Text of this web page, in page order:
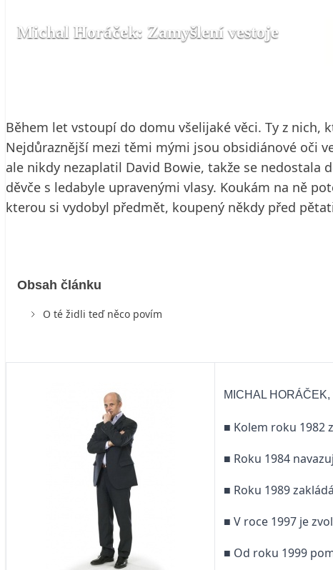
Michal Horáček: Zamyšlení vestoje
Během let vstoupí do domu všelijaké věci. Ty z nich,
Nejdůraznější mezi těmi mými jsou obsidiánové oči
ale nikdy nezaplatil David Bowie, takže se nedostala
děvče s ledabyle upravenými vlasy. Koukám na ně
kterou si vydobyl předmět, koupený někdy před
Obsah článku
O té židli teď něco povím
MICHAL HORÁČEK,
■ Kolem roku 1982
■ Roku 1984
■ Roku 1989
■ V roce 1997 je
■ Od roku 1999